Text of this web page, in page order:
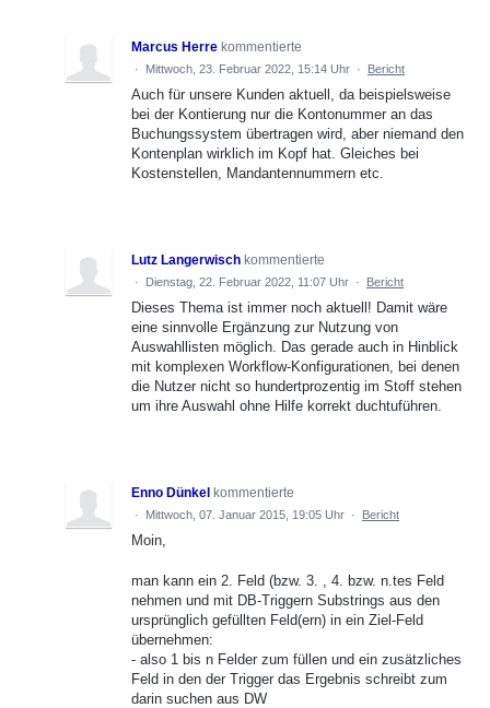
Marcus Herre kommentierte
· Mittwoch, 23. Februar 2022, 15:14 Uhr · Bericht
Auch für unsere Kunden aktuell, da beispielsweise
bei der Kontierung nur die Kontonummer an das
Buchungssystem übertragen wird, aber niemand den
Kontenplan wirklich im Kopf hat. Gleiches bei
Kostenstellen, Mandantennummern etc.
Lutz Langerwisch kommentierte
· Dienstag, 22. Februar 2022, 11:07 Uhr · Bericht
Dieses Thema ist immer noch aktuell! Damit wäre
eine sinnvolle Ergänzung zur Nutzung von
Auswahllisten möglich. Das gerade auch in Hinblick
mit komplexen Workflow-Konfigurationen, bei denen
die Nutzer nicht so hundertprozentig im Stoff stehen
um ihre Auswahl ohne Hilfe korrekt duchtuführen.
Enno Dünkel kommentierte
· Mittwoch, 07. Januar 2015, 19:05 Uhr · Bericht
Moin,
man kann ein 2. Feld (bzw. 3. , 4. bzw. n.tes Feld
nehmen und mit DB-Triggern Substrings aus den
ursprünglich gefüllten Feld(ern) in ein Ziel-Feld
übernehmen:
- also 1 bis n Felder zum füllen und ein zusätzliches
Feld in den der Trigger das Ergebnis schreibt zum
darin suchen aus DW